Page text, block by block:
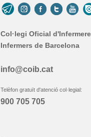
Col·legi Oficial
Infermers de Barcelona
info@coib.cat
Telèfon gratuït d'atenció col·legial:
900 705 705